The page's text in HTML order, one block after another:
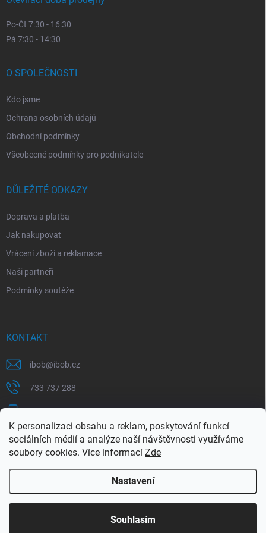
K personalizaci obsahu a reklam, poskytování funkcí
sociálních médií a analýze naší návštěvnosti využíváme
soubory cookies. Více informací Zde
Nastavení
Souhlasím
Využijte naší letní akce, kde na Vás čeká spousta
Po-Čt 7:30 - 16:30
Pá 7:30 - 14:30
O SPOLEČNOSTI
Kdo jsme
Ochrana osobních údajů
Obchodní podmínky
Všeobecné podmínky pro podnikatele
DŮLEŽITÉ ODKAZY
Doprava a platba
Jak nakupovat
Vrácení zboží a reklamace
Naši partneři
Podmínky soutěže
KONTAKT
ibob@ibob.cz
733 737 288
607 069 561
Sledujte nás na Facebooku !
ibob_s.r.o/
Copyright 2026ibob s.r.o.. Všechna práva vyhrazena.Upravit nastavení
cookies